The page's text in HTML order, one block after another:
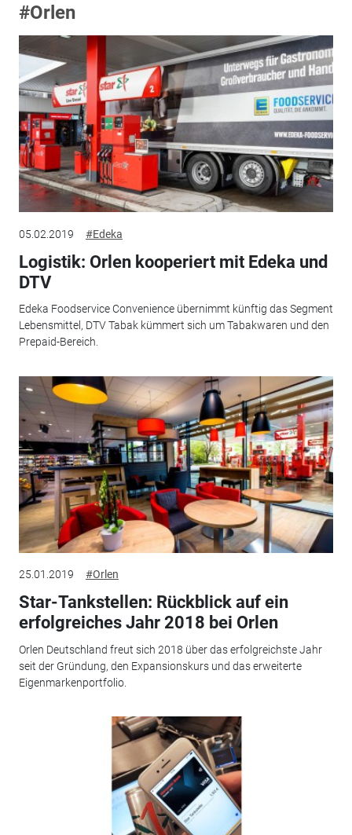
#Orlen
05.02.2019 #Edeka
Logistik: Orlen kooperiert mit Edeka und
DTV
Edeka Foodservice Convenience übernimmt künftig das Segment
Lebensmittel, DTV Tabak kümmert sich um Tabakwaren und den
Prepaid-Bereich.
25.01.2019 #Orlen
Star-Tankstellen: Rückblick auf ein
erfolgreiches Jahr 2018 bei Orlen
Orlen Deutschland freut sich 2018 über das erfolgreichste Jahr
seit der Gründung, den Expansionskurs und das erweiterte
Eigenmarkenportfolio.